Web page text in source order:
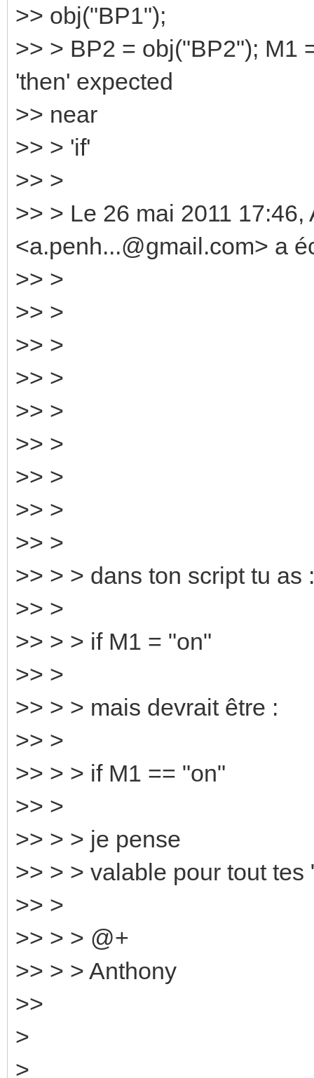
>> obj("BP1");
>> > BP2 = obj("BP2"); M1
'then' expected
>> near
>> > 'if'
>> >
>> > Le 26 mai 2011
<a.penh...@gmail.com> a
>> >
>> >
>> >
>> >
>> >
>> >
>> >
>> >
>> >
>> > > dans ton script tu as :
>> >
>> > > if M1 = "on"
>> >
>> > > mais devrait être :
>> >
>> > > if M1 == "on"
>> >
>> > > je pense
>> > > valable pour tout tes
>> >
>> > > @+
>> > > Anthony
>>
>
>